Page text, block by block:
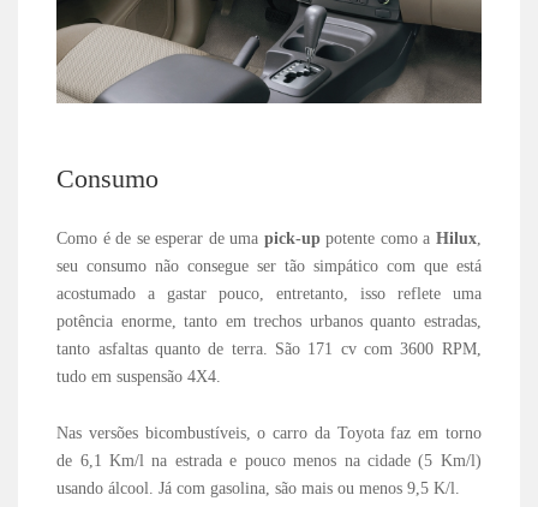
Consumo
Como é de se esperar de uma pick-uppotente como a Hilux,
seu consumo não consegue ser tão simpático com que está
acostumado a gastar pouco, entretanto, isso reflete uma
potência enorme, tanto em trechos urbanos quanto estradas,
tanto asfaltas quanto de terra. São 171 cv com 3600 RPM,
tudo em suspensão 4X4.
Nas versões bicombustíveis, o carro da Toyota faz em torno
de 6,1 Km/l na estrada e pouco menos na cidade (5 Km/l)
usando álcool. Já com gasolina, são mais ou menos 9,5 K/l.